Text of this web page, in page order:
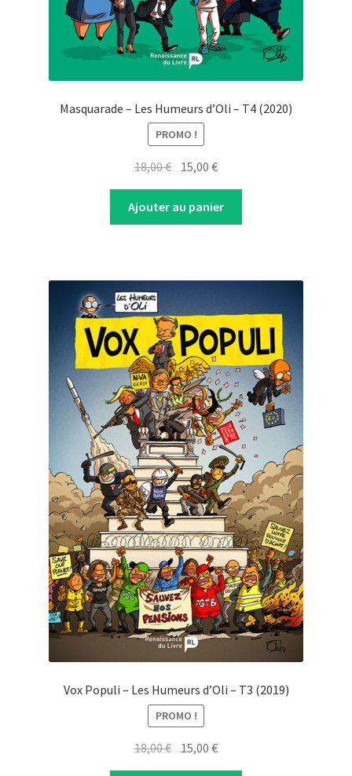
Masquarade – Les Humeurs d’Oli – T4 (2020)
PROMO !
18,00€ Original
was:
18,00 €.
15,00€Current
is:
15,00 €.
Ajouter au panier
Vox Populi – Les Humeurs d’Oli – T3 (2019)
PROMO !
18,00€ Original
price
15,00€Current
price